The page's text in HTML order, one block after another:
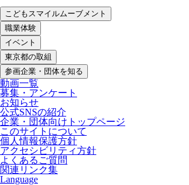
こどもスマイルムーブメント
職業体験
イベント
東京都の取組
参画企業・団体を知る
動画一覧
募集・アンケート
お知らせ
公式SNSの紹介
企業・団体向けトップページ
このサイトについて
個人情報保護方針
アクセシビリティ方針
よくあるご質問
関連リンク集
Language